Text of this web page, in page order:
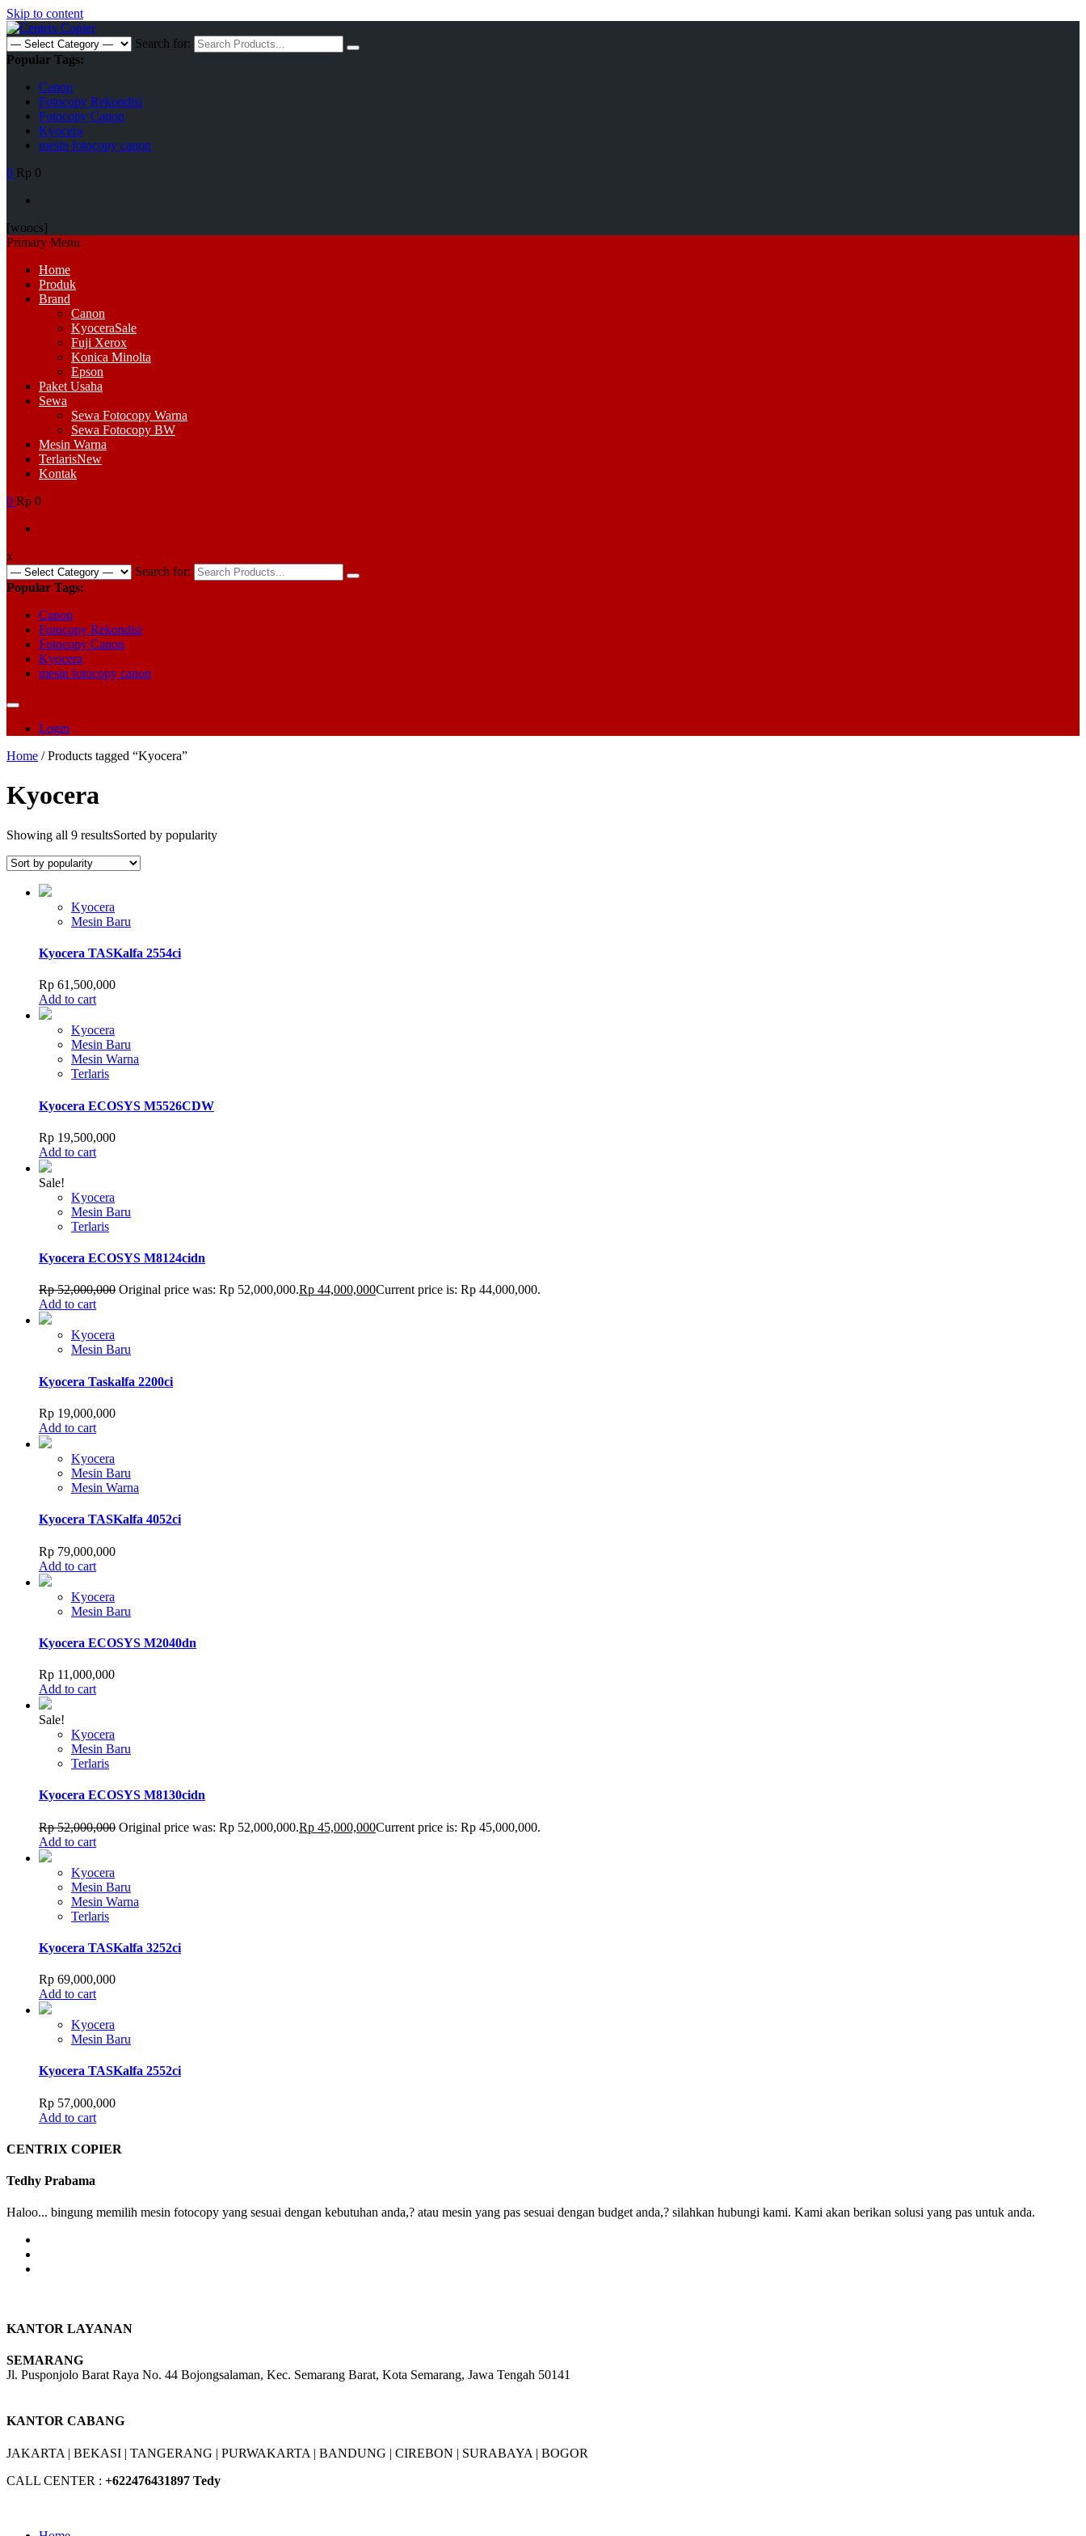
Skip to content
Search for:
Popular Tags:
Canon
Fotocopy Rekondisi
Fotocopy Canon
Kyocera
mesin fotocopy canon
0 Rp 0
[woocs]
Primary Menu
Home
Produk
Brand
Canon
KyoceraSale
Fuji Xerox
Konica Minolta
Epson
Paket Usaha
Sewa
Sewa Fotocopy Warna
Sewa Fotocopy BW
Mesin Warna
TerlarisNew
Kontak
0 Rp 0
x
Search for:
Popular Tags:
Canon
Fotocopy Rekondisi
Fotocopy Canon
Kyocera
mesin fotocopy canon
Login
Home / Products tagged “Kyocera”
Kyocera
Showing all 9 resultsSorted by popularity
Kyocera
Mesin Baru
Kyocera TASKalfa 2554ci
Rp 61,500,000
Add to cart
Kyocera
Mesin Baru
Mesin Warna
Terlaris
Kyocera ECOSYS M5526CDW
Rp 19,500,000
Add to cart
Sale!
Kyocera
Mesin Baru
Terlaris
Kyocera ECOSYS M8124cidn
Rp52,000,000 Original price was: Rp 52,000,000.Rp 44,000,000Current price is: Rp 44,000,000.
Add to cart
Kyocera
Mesin Baru
Kyocera Taskalfa 2200ci
Rp 19,000,000
Add to cart
Kyocera
Mesin Baru
Mesin Warna
Kyocera TASKalfa 4052ci
Rp 79,000,000
Add to cart
Kyocera
Mesin Baru
Kyocera ECOSYS M2040dn
Rp 11,000,000
Add to cart
Sale!
Kyocera
Mesin Baru
Terlaris
Kyocera ECOSYS M8130cidn
Rp52,000,000 Original price was: Rp 52,000,000.Rp 45,000,000Current price is: Rp 45,000,000.
Add to cart
Kyocera
Mesin Baru
Mesin Warna
Terlaris
Kyocera TASKalfa 3252ci
Rp 69,000,000
Add to cart
Kyocera
Mesin Baru
Kyocera TASKalfa 2552ci
Rp 57,000,000
Add to cart
CENTRIX COPIER
Tedhy Prabama
Haloo... bingung memilih mesin fotocopy yang sesuai dengan kebutuhan anda,? atau mesin yang pas sesuai dengan budget anda,? silahkan hubungi kami. Kami akan berikan solusi yang pas untuk anda.
KANTOR LAYANAN
SEMARANG
Jl. Pusponjolo Barat Raya No. 44 Bojongsalaman, Kec. Semarang Barat, Kota Semarang, Jawa Tengah 50141
KANTOR CABANG
JAKARTA | BEKASI | TANGERANG | PURWAKARTA | BANDUNG | CIREBON | SURABAYA | BOGOR
CALL CENTER : +622476431897 Tedy